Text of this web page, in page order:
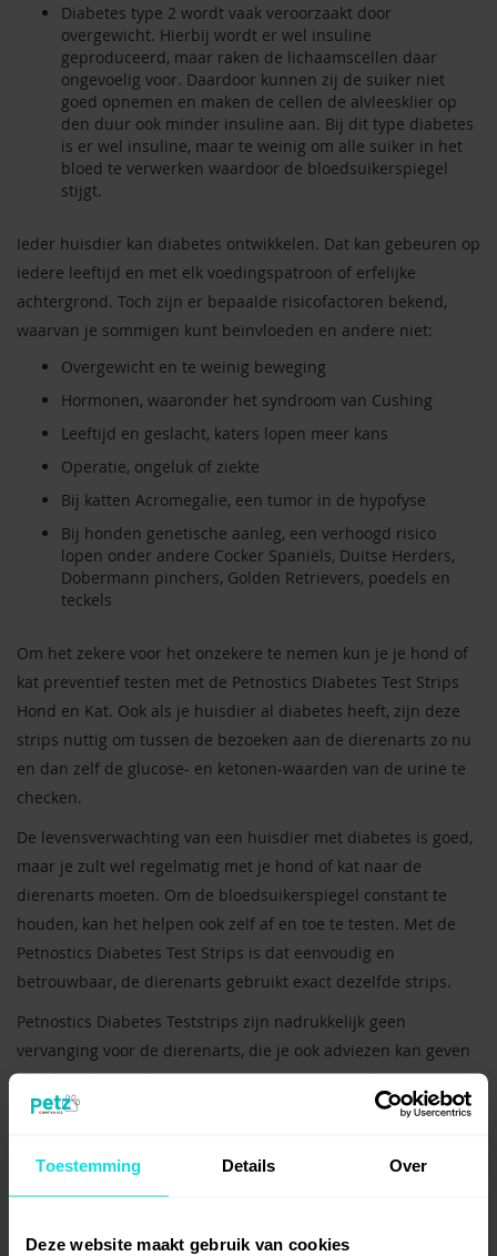
Toestemming Details Over
Deze website maakt gebruik van cookies
Diabetes type 2 wordt vaak veroorzaakt door
overgewicht. Hierbij wordt er wel insuline
geproduceerd, maar raken de lichaamscellen daar
ongevoelig voor. Daardoor kunnen zij de suiker niet
goed opnemen en maken de cellen de alvleesklier op
den duur ook minder insuline aan. Bij dit type diabetes
is er wel insuline, maar te weinig om alle suiker in het
bloed te verwerken waardoor de bloedsuikerspiegel
stijgt.
Ieder huisdier kan diabetes ontwikkelen. Dat kan gebeuren op
iedere leeftijd en met elk voedingspatroon of erfelijke
achtergrond. Toch zijn er bepaalde risicofactoren bekend,
waarvan je sommigen kunt beïnvloeden en andere niet:
Overgewicht en te weinig beweging
Hormonen, waaronder het syndroom van Cushing
Leeftijd en geslacht, katers lopen meer kans
Operatie, ongeluk of ziekte
Bij katten Acromegalie, een tumor in de hypofyse
Bij honden genetische aanleg, een verhoogd risico
lopen onder andere Cocker Spaniëls, Duitse Herders,
Dobermann pinchers, Golden Retrievers, poedels en
teckels
Om het zekere voor het onzekere te nemen kun je je hond of
kat preventief testen met de Petnostics Diabetes Test Strips
Hond en Kat. Ook als je huisdier al diabetes heeft, zijn deze
strips nuttig om tussen de bezoeken aan de dierenarts zo nu
en dan zelf de glucose- en ketonen-waarden van de urine te
checken.
De levensverwachting van een huisdier met diabetes is goed,
maar je zult wel regelmatig met je hond of kat naar de
dierenarts moeten. Om de bloedsuikerspiegel constant te
houden, kan het helpen ook zelf af en toe te testen. Met de
Petnostics Diabetes Test Strips is dat eenvoudig en
betrouwbaar, de dierenarts gebruikt exact dezelfde strips.
Petnostics Diabetes Teststrips zijn nadrukkelijk geen
vervanging voor de dierenarts, die je ook adviezen kan geven
over het dieet en beweging. De strips geven wel extra
zekerheid tussen de bezoeken aan de dierenarts in.
kun je dit dan ook direct met de dierenarts overleggen. Zo
volgende controle-afspraak.